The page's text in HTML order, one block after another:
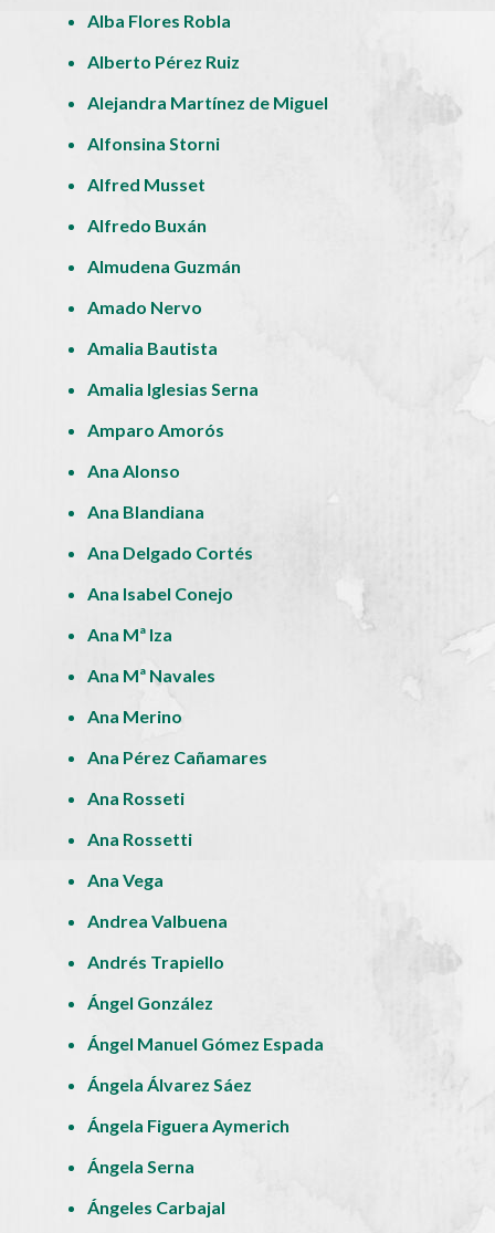
Alba Flores Robla
Alberto Pérez Ruiz
Alejandra Martínez de Miguel
Alfonsina Storni
Alfred Musset
Alfredo Buxán
Almudena Guzmán
Amado Nervo
Amalia Bautista
Amalia Iglesias Serna
Amparo Amorós
Ana Alonso
Ana Blandiana
Ana Delgado Cortés
Ana Isabel Conejo
Ana Mª Iza
Ana Mª Navales
Ana Merino
Ana Pérez Cañamares
Ana Rosseti
Ana Rossetti
Ana Vega
Andrea Valbuena
Andrés Trapiello
Ángel González
Ángel Manuel Gómez Espada
Ángela Álvarez Sáez
Ángela Figuera Aymerich
Ángela Serna
Ángeles Carbajal